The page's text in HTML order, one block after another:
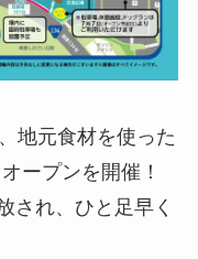
地元食材を使った
ープンを開催！
され、ひと足早く